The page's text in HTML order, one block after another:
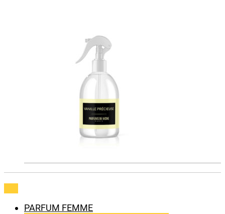
PARFUM FEMME